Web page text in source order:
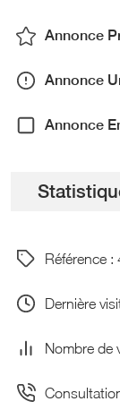
Annonce
Annonce
Annonce
Référence :
Dernière
Nombre de